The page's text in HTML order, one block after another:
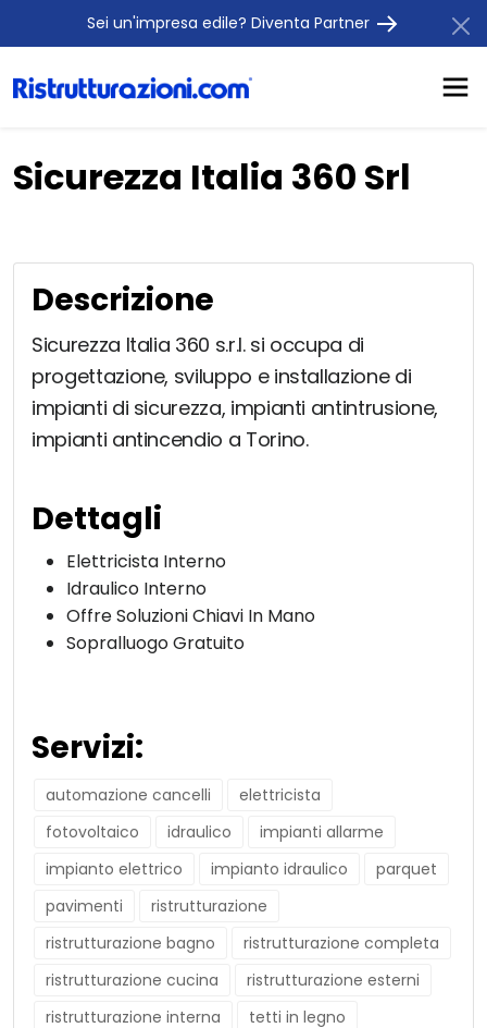
Sei un'impresa edile? Diventa Partner
Sicurezza Italia 360 Srl
Descrizione
Sicurezza Italia 360 s.r.l. si occupa di
progettazione, sviluppo e installazione di
impianti di sicurezza, impianti antintrusione,
impianti antincendio a Torino.
Dettagli
Elettricista Interno
Idraulico Interno
Offre Soluzioni Chiavi In Mano
Sopralluogo Gratuito
Servizi:
automazione cancelli
elettricista
fotovoltaico
idraulico
impianti allarme
impianto elettrico
impianto idraulico
parquet
pavimenti
ristrutturazione
ristrutturazione bagno
ristrutturazione completa
ristrutturazione cucina
ristrutturazione esterni
ristrutturazione interna
tetti in legno